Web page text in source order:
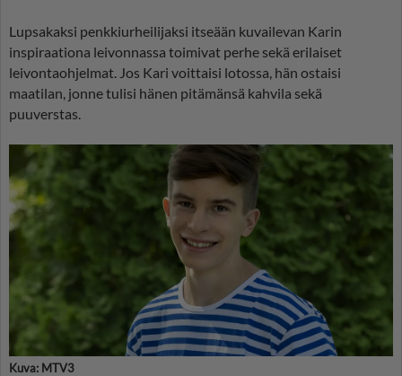
Lupsakaksi penkkiurheilijaksi itseään kuvailevan Karin
inspiraationa leivonnassa toimivat perhe sekä erilaiset
leivontaohjelmat. Jos Kari voittaisi lotossa, hän ostaisi
maatilan, jonne tulisi hänen pitämänsä kahvila sekä
puuverstas.
Kuva: MTV3